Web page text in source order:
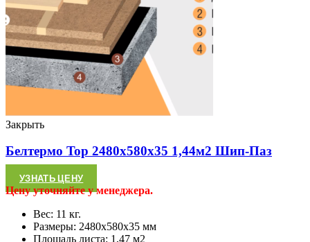
Закрыть
Белтермо Top 2480х580х35 1,44м2 Шип-Паз
УЗНАТЬ ЦЕНУ
Цену уточняйте у менеджера.
Вес: 11 кг.
Размеры: 2480х580х35 мм
Площадь листа: 1,47 м2